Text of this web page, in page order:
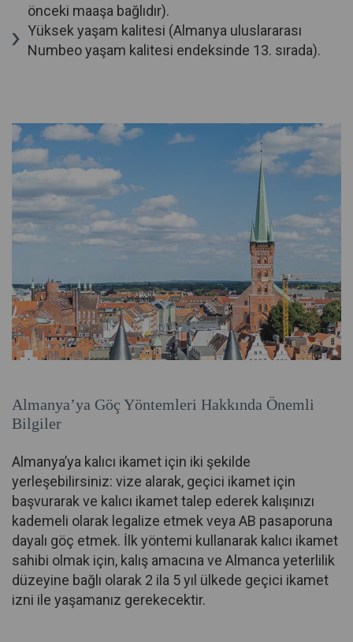
önceki maaşa bağlıdır).
Yüksek yaşam kalitesi (Almanya uluslararası
Numbeo yaşam kalitesi endeksinde 13. sırada).
Almanya’ya Göç Yöntemleri Hakkında Önemli
Bilgiler
Almanya’ya kalıcı ikamet için iki şekilde
yerleşebilirsiniz: vize alarak, geçici ikamet için
başvurarak ve kalıcı ikamet talep ederek kalışınızı
kademeli olarak legalize etmek veya AB pasaporuna
dayalı göç etmek. İlk yöntemi kullanarak kalıcı ikamet
sahibi olmak için, kalış amacına ve Almanca yeterlilik
düzeyine bağlı olarak 2 ila 5 yıl ülkede geçici ikamet
izni ile yaşamanız gerekecektir.